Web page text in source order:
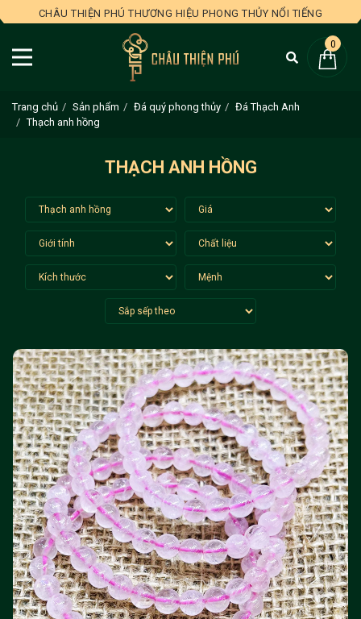
CHÂU THIỆN PHÚ THƯƠNG HIỆU PHONG THỦY NỔI TIẾNG
0
Trang chủ Sản phẩm Đá quý phong thủy
Đá Thạch Anh
Thạch anh hồng
THẠCH ANH HỒNG